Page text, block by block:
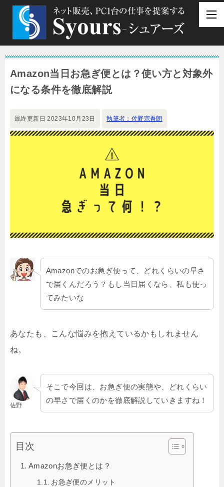
Amazon当日お急ぎ便とは？使い方と対象外
になる条件を徹底解説
最終更新日2023年10月23日 執筆者：佐野宗吾朗
Amazonでのお急ぎ便って、どれくらいの早さ
で届くんだろう？もし当日届くなら、私も使っ
てみたいな
あなたも、こんな悩みを抱えているかもしれません
ね。
佐野
そこで今回は、お急ぎ便の実態や、どれくらい
の早さで届くのかを徹底解説していきますね！
目次
Amazonお急ぎ便とは？
お急ぎ便のメリット